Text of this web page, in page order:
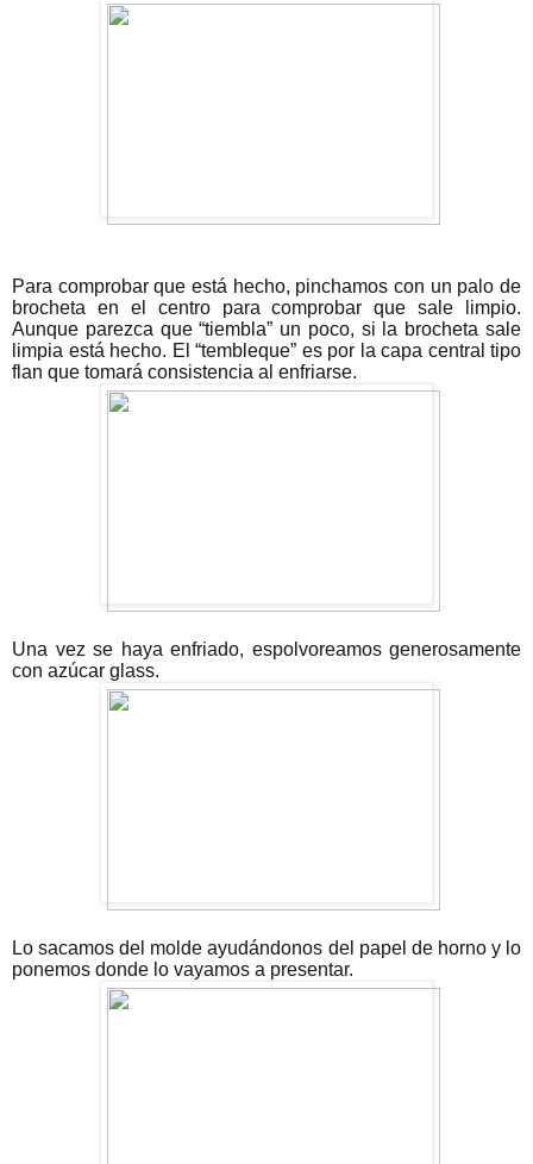
Para comprobar que está hecho, pinchamos con un palo de
brocheta en el centro para comprobar que sale limpio.
Aunque parezca que “tiembla” un poco, si la brocheta sale
limpia está hecho. El “tembleque” es por la capa central tipo
flan que tomará consistencia al enfriarse.
Una vez se haya enfriado, espolvoreamos generosamente
con azúcar glass.
Lo sacamos del molde ayudándonos del papel de horno y lo
ponemos donde lo vayamos a presentar.